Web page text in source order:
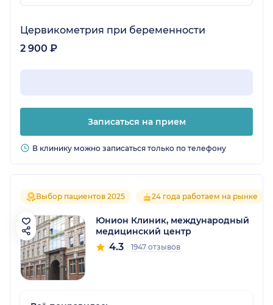
Цервикометрия при беременности
2 900 ₽
Записаться на прием
В клинику можно записаться только по телефону
Выбор пациентов 2025 24 года работаем на рынке
Юнион Клиник, международный
медицинский центр
4.3 1947 отзывов